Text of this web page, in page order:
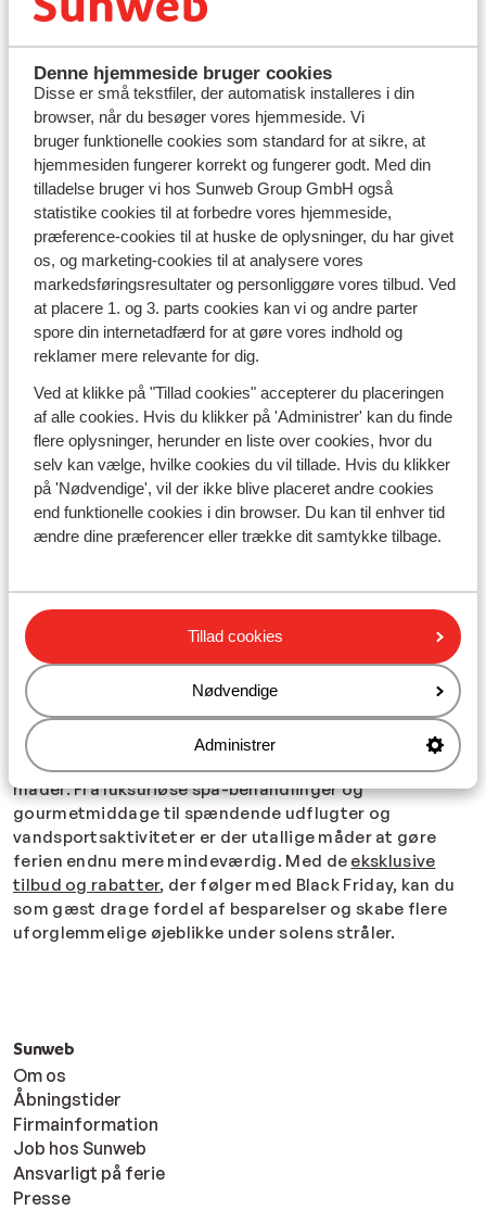
Denne hjemmeside bruger cookies
Disse er små tekstfiler, der automatisk installeres i din
browser, når du besøger vores hjemmeside. Vi
bruger funktionelle cookies som standard for at sikre, at
hjemmesiden fungerer korrekt og fungerer godt. Med din
tilladelse bruger vi hos Sunweb Group GmbH også
statistike cookies til at forbedre vores hjemmeside,
præference-cookies til at huske de oplysninger, du har givet
os, og marketing-cookies til at analysere vores
markedsføringsresultater og personliggøre vores tilbud. Ved
at placere 1. og 3. parts cookies kan vi og andre parter
spore din internetadfærd for at gøre vores indhold og
reklamer mere relevante for dig.
Ved at klikke på "Tillad cookies" accepterer du placeringen
af alle cookies. Hvis du klikker på 'Administrer' kan du finde
flere oplysninger, herunder en liste over cookies, hvor du
selv kan vælge, hvilke cookies du vil tillade. Hvis du klikker
på 'Nødvendige', vil der ikke blive placeret andre cookies
end funktionelle cookies i din browser. Du kan til enhver tid
ændre dine præferencer eller trække dit samtykke tilbage.
Tillad cookies
Nødvendige
Administrer
Oprindeligt kaldt Black Friday på grund af
dag er Black Friday kendt som startskuddet til
juleindkøbssæsonen, hvor forbrugerne kan nyde store
rabatter på et bredt udvalg af varer, herunder rejser til
solrige destinationer.
Solferier med Sunweb.dk: Oplevelser og unikke
garantier
Hos Sunweb.dk tilbyder vi en bred vifte afsolferier
imødekommer forskellige behov og præferencer. Fra
billedskønne strande til kulturelle oplevelser tilbyder vi
solrige destinationer for enhver smag. Med vores
pakkerejser kan du roligt lade os tage os af alle detaljer
forespørgsler, du måtte have. Vi tilbyder ogsåfleksibel
ombooking, så du kan planlægge din ferie i god tid og
booke med ro i maven. Vores unikke
Feriefaktor100sikrer, at du som gæst kan rejse trygt,
og vi prioriterer altid sikkerhed og komfort. I vores
Black Friday tilbud finder du bl.a.ferier til familier med
All inclusive samt skønne, romantiskeAdult-only
dig.
Få ekstra sjov i løbet din ferie med et Black
Friday tilbud
Udnyt de bedste Black Friday tilbud på solferier, og
book din næste solrige ferie med stor rabat. Med
besparelser på en række produkter og tjenester kan du
forbedre dine og familiens solferieoplevelse på utallige
måder. Fra luksuriøse spa-behandlinger og
gourmetmiddage til spændende udflugter og
vandsportsaktiviteter er der utallige måder at gøre
ferien endnu mere mindeværdig. Med de eksklusive
tilbud og rabatter, der følger med Black Friday, kan du
som gæst drage fordel af besparelser og skabe flere
uforglemmelige øjeblikke under solens stråler.
Sunweb
Om os
Åbningstider
Firmainformation
Job hos Sunweb
Ansvarligt på ferie
Presse